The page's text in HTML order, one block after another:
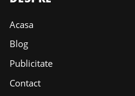
Acasa
Blog
Publicitate
Contact